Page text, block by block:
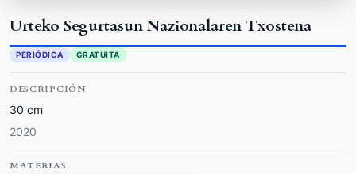
Urteko Segurtasun Nazionalaren Txostena
PERIÓDICA GRATUITA
DESCRIPCIÓN
30 cm
2020
MATERIAS